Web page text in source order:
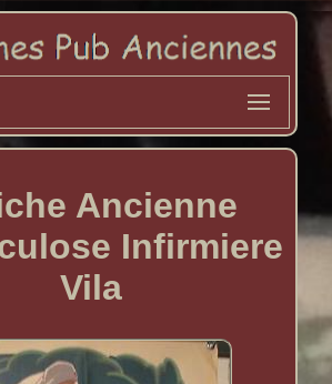
Ancienne
Infirmiere
Vila